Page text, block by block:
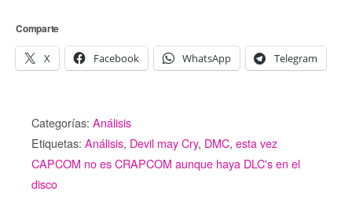
Comparte
X Facebook WhatsApp Telegram
Categorías: Análisis
Etiquetas: Análisis, Devil may Cry, DMC, esta vez
CAPCOM no es CRAPCOM aunque haya DLC's en el
disco